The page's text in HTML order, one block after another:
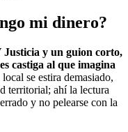
mi dinero?
Justicia y un guion corto,
castiga al que imagina
se estira demasiado,
territorial; ahí la lectura
y no pelearse con la